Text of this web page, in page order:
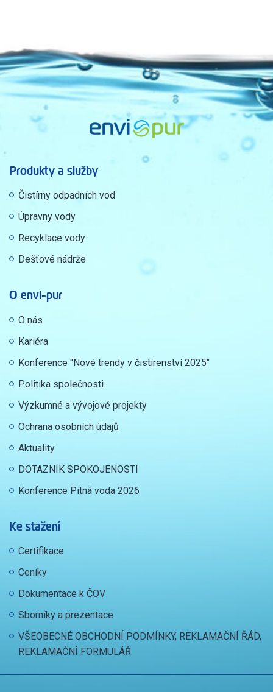
Produkty a služby
Čistírny odpadních vod
Úpravny vody
Recyklace vody
Dešťové nádrže
O envi-pur
O nás
Kariéra
Konference "Nové trendy v čistírenství 2025"
Politika společnosti
Výzkumné a vývojové projekty
Ochrana osobních údajů
Aktuality
DOTAZNÍK SPOKOJENOSTI
Konference Pitná voda 2026
Ke stažení
Certifikace
Ceníky
Dokumentace k ČOV
Sborníky a prezentace
VŠEOBECNÉ OBCHODNÍ PODMÍNKY, REKLAMAČNÍ ŘÁD,
REKLAMAČNÍ FORMULÁŘ